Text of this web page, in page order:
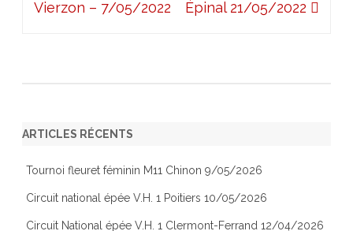
l’article
Vierzon – 7/05/2022
Épinal 21/05/2022
ARTICLES RÉCENTS
Tournoi fleuret féminin M11 Chinon 9/05/2026
Circuit national épée V.H. 1 Poitiers 10/05/2026
Circuit National épée V.H. 1 Clermont-Ferrand 12/04/2026